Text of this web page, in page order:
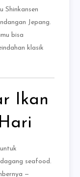
Shinkansen
Jepang.
bisa
klasik
Ikan
seafood.
—